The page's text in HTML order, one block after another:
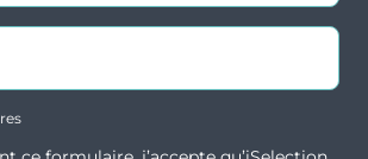
10 min du Touquet-Paris-Plage,
1h45 de Lille et 2h30 de Paris via
vivant et central